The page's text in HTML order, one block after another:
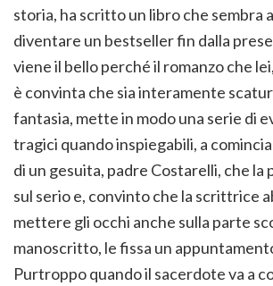
storia, ha scritto un libro che sembra
diventare un bestseller fin dalla
viene il bello perché il romanzo che
è convinta che sia interamente
fantasia, mette in modo una serie di
tragici quando inspiegabili, a
di un gesuita, padre Costarelli, che
sul serio e, convinto che la scrittrice
mettere gli occhi anche sulla parte
manoscritto, le fissa un
Purtroppo quando il sacerdote va a